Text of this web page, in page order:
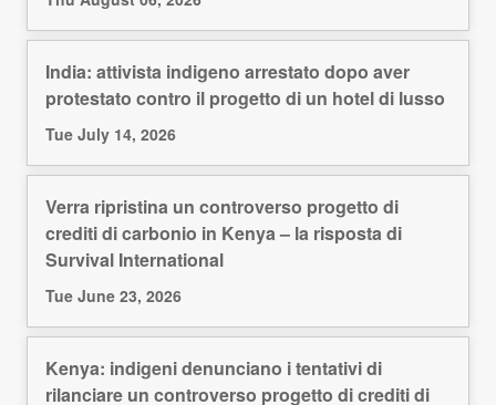
India: attivista indigeno arrestato dopo aver
protestato contro il progetto di un hotel di lusso
Tue July 14, 2026
Verra ripristina un controverso progetto di
crediti di carbonio in Kenya – la risposta di
Survival International
Tue June 23, 2026
Kenya: indigeni denunciano i tentativi di
rilanciare un controverso progetto di crediti di